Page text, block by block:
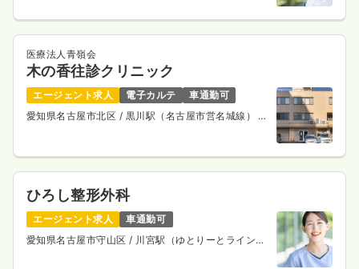
医療法人青嶺会
木の香往診クリニック
エージェント求人 電子カルテ
車通勤可
愛知県名古屋市北区 / 黒川駅（名古屋市営名城線） 徒
ひろし整形外科
エージェント求人
車通勤可
愛知県名古屋市守山区/ 川宮駅（ゆとりーとライン）